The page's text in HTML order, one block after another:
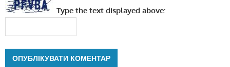
Type the text displayed above: